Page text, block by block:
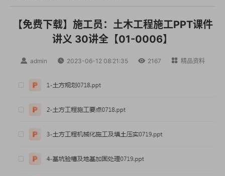
【免费下载】施工员：土木工程施工PPT课件
讲义 30讲全【01-0006】
 admin  2023-06-12 08:21:35  2167  精品资料